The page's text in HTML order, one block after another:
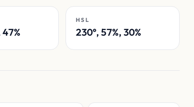
HSL
230°, 57%, 30%